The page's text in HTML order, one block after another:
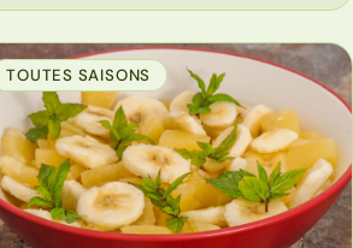
TOUTES SAISONS